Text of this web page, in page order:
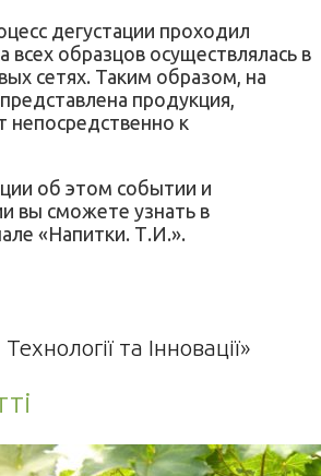
дегустации проходил
всех образцов осуществлялась в
сетях. Таким образом, на
продукция,
непосредственно к
об этом событии и
вы сможете узнать в
«Напитки. Т.И.».
та Інновації»